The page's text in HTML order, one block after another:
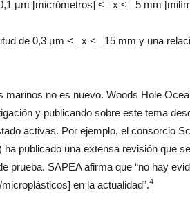
µm [micrómetros] <_ x <_ 5 mm
de 0,3 µm <_ x <_ 15 mm y una
marinos no es nuevo. Woods Hole
y publicando sobre este tema
activas. Por ejemplo, el consorcio
publicado una extensa revisión que
prueba. SAPEA afirma que “no hay
en la actualidad”.4